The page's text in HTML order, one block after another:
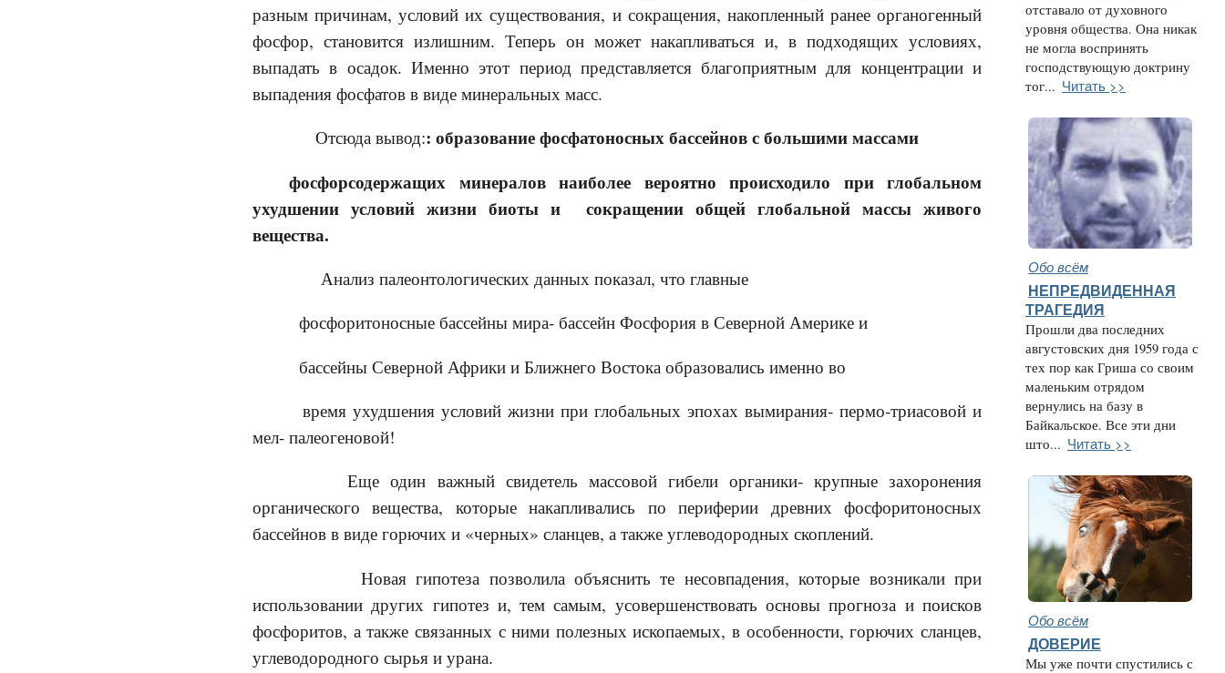
разным причинам, условий их существования, и сокращения, накопленный ранее органогенный
фосфор, становится излишним. Теперь он может накапливаться и, в подходящих условиях,
выпадать в осадок. Именно этот период представляется благоприятным для концентрации и
выпадения фосфатов в виде минеральных масс.
Отсюда вывод:: образование фосфатоносных бассейнов с большими массами
фосфорсодержащих минералов наиболее вероятно происходило при глобальном
ухудшении условий жизни биоты и сокращении общей глобальной массы живого
вещества.
Анализ палеонтологических данных показал, что главные
фосфоритоносные бассейны мира- бассейн Фосфория в Северной Америке и
бассейны Северной Африки и Ближнего Востока образовались именно во
время ухудшения условий жизни при глобальных эпохах вымирания- пермо-триасовой и
мел- палеогеновой!
Еще один важный свидетель массовой гибели органики- крупные захоронения
органического вещества, которые накапливались по периферии древних фосфоритоносных
бассейнов в виде горючих и «черных» сланцев, а также углеводородных скоплений.
Новая гипотеза позволила объяснить те несовпадения, которые возникали при
использовании других гипотез и, тем самым, усовершенствовать основы прогноза и поисков
фосфоритов, а также связанных с ними полезных ископаемых, в особенности, горючих сланцев,
углеводородного сырья и урана.
отставало от духовного
уровня общества. Она никак
не могла воспринять
господствующую доктрину
тог... Читать >>
Обо всём
НЕПРЕДВИДЕННАЯ
ТРАГЕДИЯ
Прошли два последних
августовских дня 1959 года с
тех пор как Гриша со своим
маленьким отрядом
вернулись на базу в
Байкальское. Все эти дни
што... Читать >>
Обо всём
ДОВЕРИЕ
Мы уже почти спустились с